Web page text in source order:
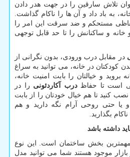
تلاش سارقین را در جهت هدر دادن
به باد داد و آن ها را ناکام گذاشت.
مستحکم و ضد سرقت این امر را
خانه و ساکنانش را تا حد قابل توجهی
در مقابل درب ورودی، بدون نگرانی از
کودکتان در خانه، می توانید به سراغ
بروید و خیالتان را بابت امنیت خانه،
است تا حفاظدرب آکاردئونی را در
کنید تا هم خیال خودتان را از بابت
یا حتی روحی آرام نگه دارید و هم
بگذارید.
داشته باشد
بخش ساختمان است. این نوع
موجود هستند شما می توانید مدل